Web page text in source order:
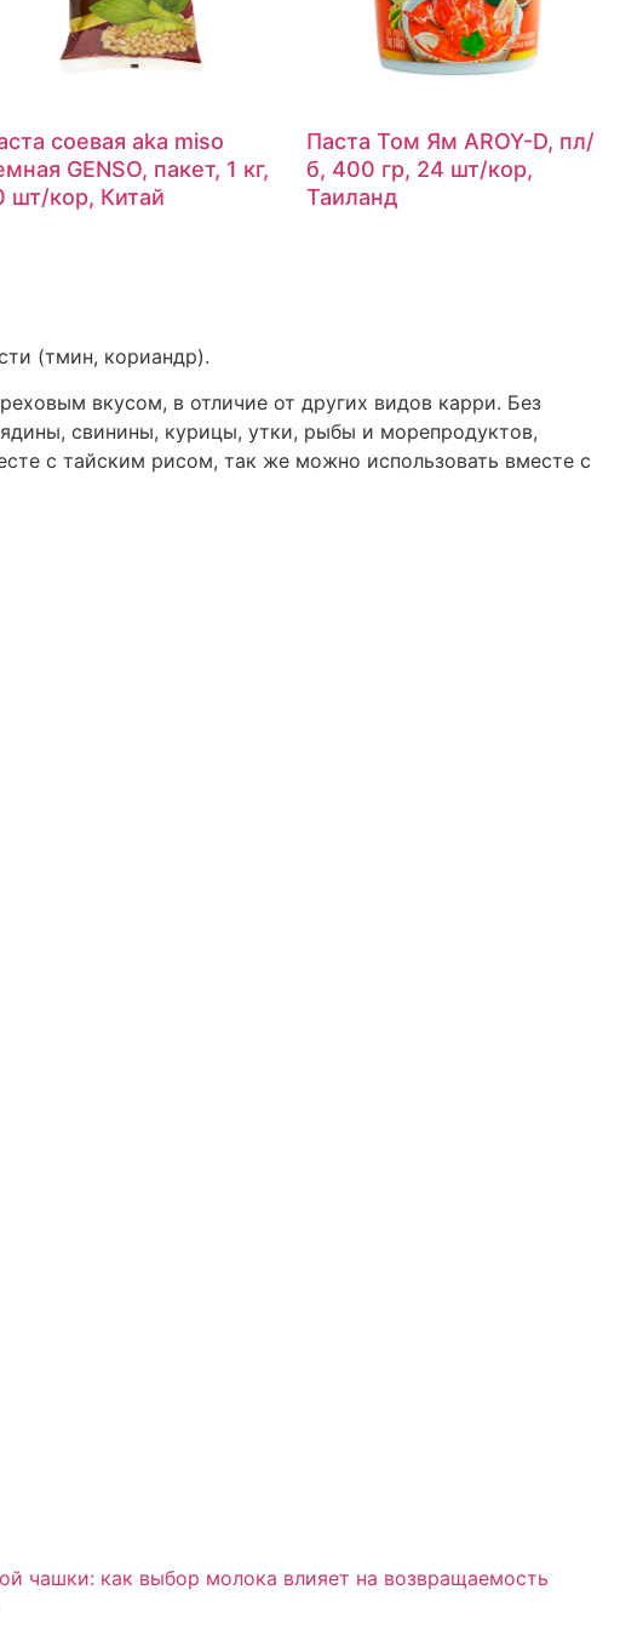
соевая aka miso
GENSO, пакет, 1 кг,
шт/кор, Китай
Паста Том Ям AROY-D, пл/
б, 400 гр, 24 шт/кор,
Таиланд
(тмин, кориандр).
вкусом, в отличие от других видов карри. Без
свинины, курицы, утки, рыбы и морепродуктов,
с тайским рисом, так же можно использовать вместе с
чашки: как выбор молока влияет на возвращаемость